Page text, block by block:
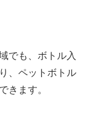
でも、ボトル入
、ペットボトル
きます。